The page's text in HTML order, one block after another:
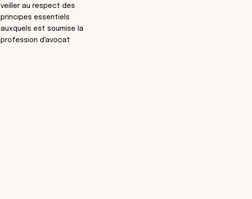
veiller au respect des
principes essentiels
auxquels est soumise la
profession d'avocat